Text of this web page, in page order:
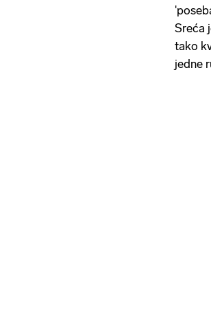
Sreća
tako
jedne